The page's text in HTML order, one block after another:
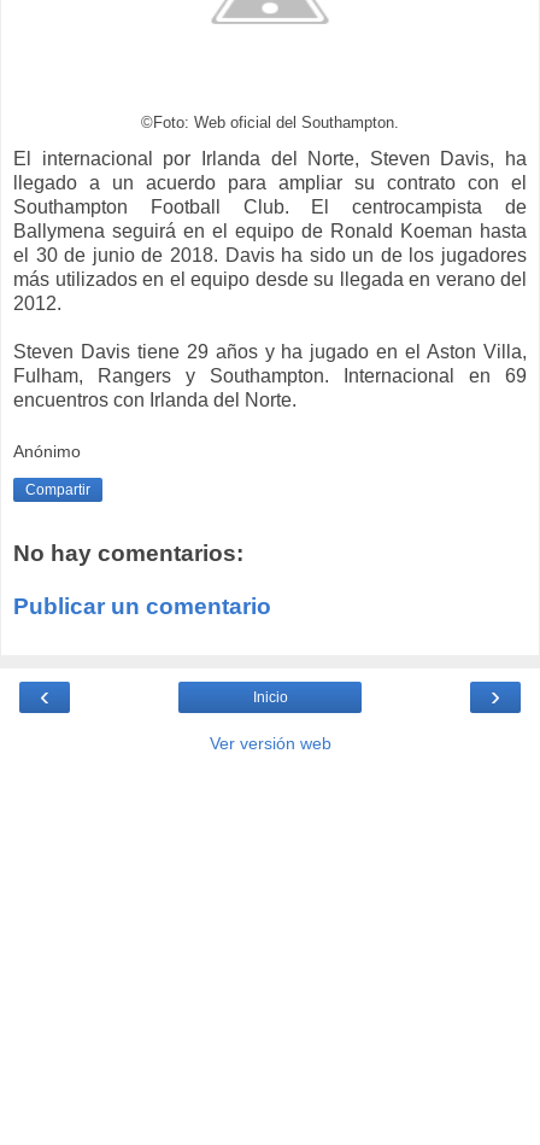
©Foto: Web oficial del Southampton.
El internacional por Irlanda del Norte, Steven Davis, ha
llegado a un acuerdo para ampliar su contrato con el
Southampton Football Club. El centrocampista de
Ballymena seguirá en el equipo de Ronald Koeman hasta
el 30 de junio de 2018. Davis ha sido un de los jugadores
más utilizados en el equipo desde su llegada en verano del
2012.
Steven Davis tiene 29 años y ha jugado en el Aston Villa,
Fulham, Rangers y Southampton. Internacional en 69
encuentros con Irlanda del Norte.
Anónimo
Compartir
No hay comentarios:
Publicar un comentario
‹ ›
Inicio
Ver versión web